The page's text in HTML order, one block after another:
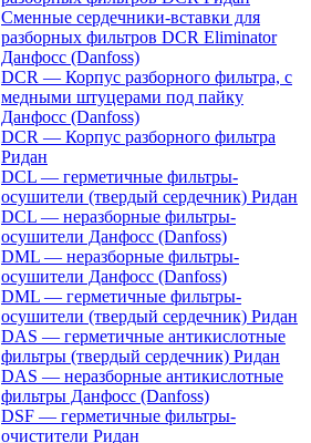
Сменные сердечники-вставки для
разборных фильтров DCR Eliminator
Данфосс (Danfoss)
DCR — Корпус разборного фильтра, с
медными штуцерами под пайку
Данфосс (Danfoss)
DCR — Корпус разборного фильтра
Ридан
DCL — герметичные фильтры-
осушители (твердый сердечник) Ридан
DCL — неразборные фильтры-
осушители Данфосс (Danfoss)
DML — неразборные фильтры-
осушители Данфосс (Danfoss)
DML — герметичные фильтры-
осушители (твердый сердечник) Ридан
DAS — герметичные антикислотные
фильтры (твердый сердечник) Ридан
DAS — неразборные антикислотные
фильтры Данфосс (Danfoss)
DSF — герметичные фильтры-
очистители Ридан